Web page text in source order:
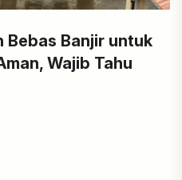
Bebas Banjir untuk
Wajib Tahu